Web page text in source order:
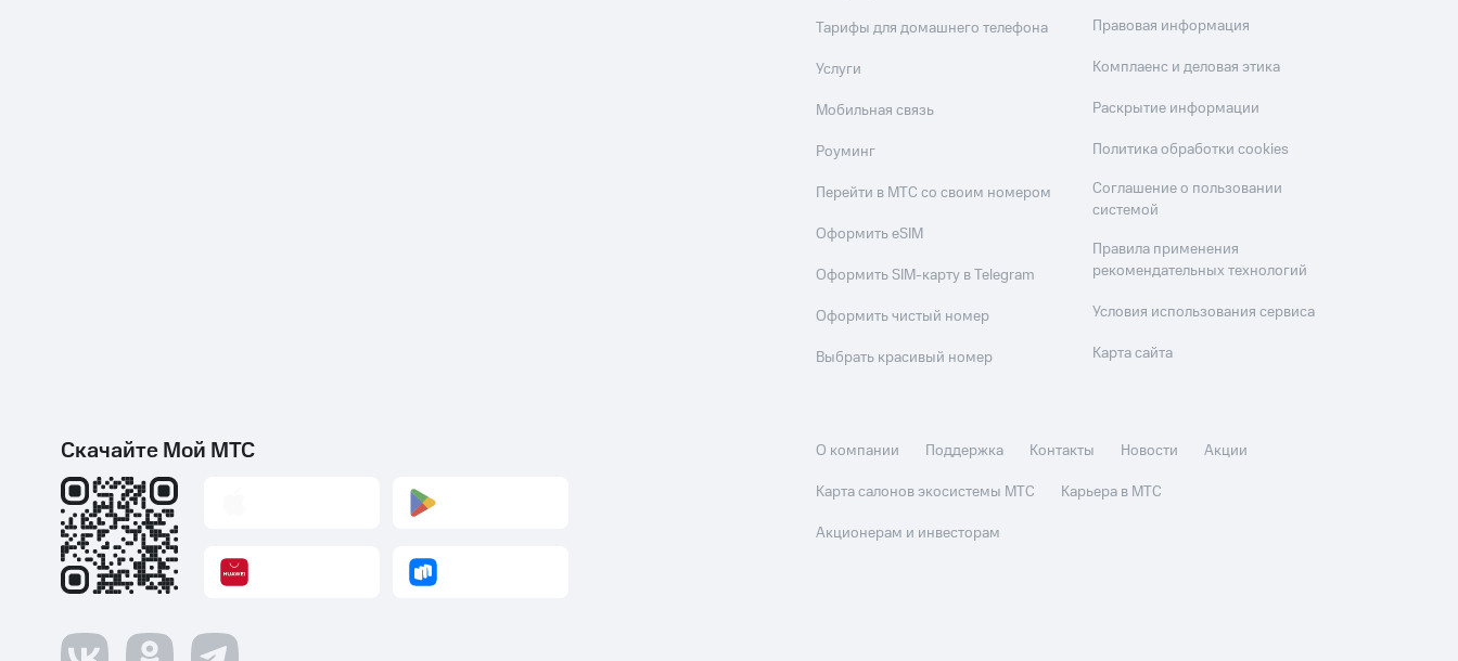
Тарифы для домашнего телефона
Услуги
Мобильная связь
Роуминг
Перейти в МТС со своим номером
Оформить eSIM
Оформить SIM-карту в Telegram
Оформить чистый номер
Выбрать красивый номер
Правовая информация
Комплаенс и деловая этика
Раскрытие информации
Политика обработки cookies
Соглашение о пользовании
системой
Правила применения
рекомендательных технологий
Условия использования сервиса
Карта сайта
Скачайте Мой МТС О компании Поддержка Контакты Новости
Акции
Карта салонов экосистемы МТС
Карьера в МТС
Акционерам и инвесторам